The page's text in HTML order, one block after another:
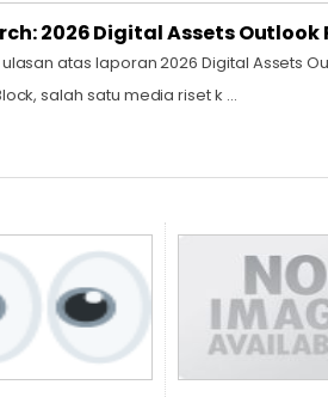
2026 Digital Assets Outlook
atas laporan 2026 Digital Assets
salah satu media riset k ...